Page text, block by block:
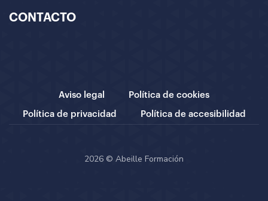
CONTACTO
Aviso legal Política de cookies
Política de privacidad Política de accesibilidad
2026 © Abeille Formación